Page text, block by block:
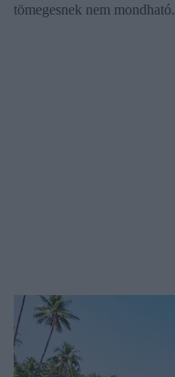
tömegesnek nem mondható.